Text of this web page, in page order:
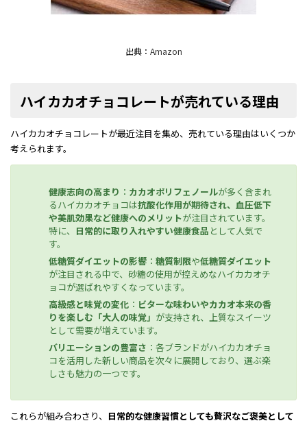
出典： Amazon
ハイカカオチョコレートが売れている理由
ハイカカオチョコレートが最近注目を集め、売れている理由はいくつか
考えられます。
健康志向の高まり ： カカオポリフェノールが多く含まれ
るハイカカオチョコは抗酸化作用が期待され、血圧低下
や美肌効果など健康へのメリットが注目されています。
特に、 日常的に取り入れやすい健康食品 として人気で
す。
低糖質ダイエットの影響： 糖質制限や低糖質ダイエット
が注目される中で、砂糖の使用が控えめなハイカカオチ
ョコが選ばれやすくなっています。
高級感と味覚の変化： ビターな味わいやカカオ本来の香
りを楽しむ「大人の味覚」 が支持され、上質なスイーツ
として需要が増えています。
バリエーションの豊富さ ：各ブランドがハイカカオチョ
コを活用した新しい商品を次々に展開しており、選ぶ楽
しさも魅力の一つです。
これらが組み合わさり、 日常的な健康習慣としても贅沢なご褒美として